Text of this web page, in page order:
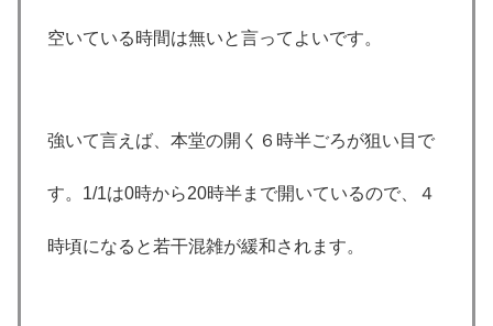
空いている時間は無いと言ってよいです。
強いて言えば、本堂の開く６時半ごろが狙い目で
す。1/1は0時から20時半まで開いているので、４
時頃になると若干混雑が緩和されます。